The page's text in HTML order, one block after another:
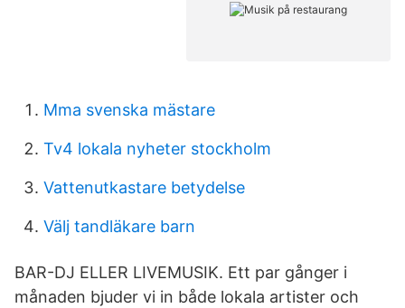
Mma svenska mästare
Tv4 lokala nyheter stockholm
Vattenutkastare betydelse
Välj tandläkare barn
BAR-DJ ELLER LIVEMUSIK. Ett par gånger i
månaden bjuder vi in både lokala artister och